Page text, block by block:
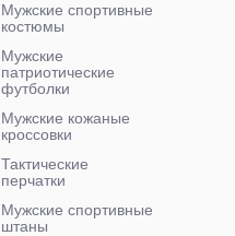
Мужские спортивные
костюмы
Мужские
патриотические
футболки
Мужские кожаные
кроссовки
Тактические
перчатки
Мужские спортивные
штаны